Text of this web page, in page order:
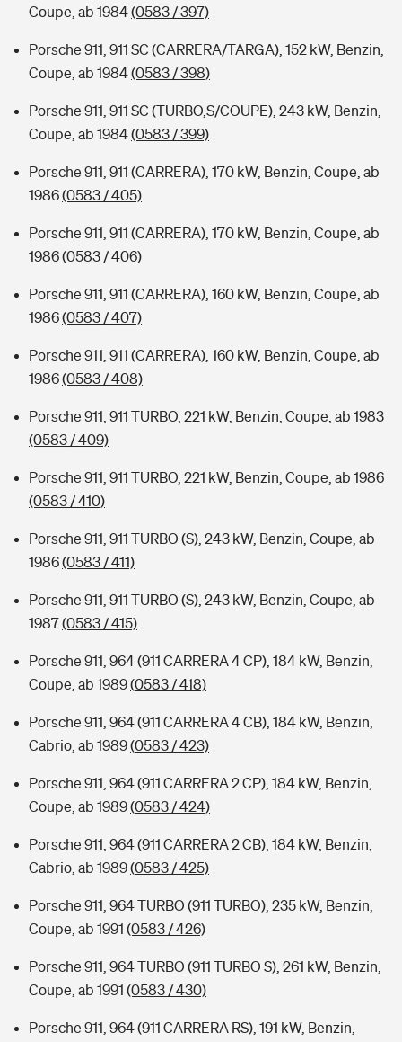
Coupe, ab 1984(0583 / 397)
Porsche 911, 911 SC (CARRERA/TARGA), 152 kW, Benzin,
Coupe, ab 1984(0583 / 398)
Porsche 911, 911 SC (TURBO,S/COUPE), 243 kW, Benzin,
Coupe, ab 1984(0583 / 399)
Porsche 911, 911 (CARRERA), 170 kW, Benzin, Coupe, ab
1986(0583 / 405)
Porsche 911, 911 (CARRERA), 170 kW, Benzin, Coupe, ab
1986(0583 / 406)
Porsche 911, 911 (CARRERA), 160 kW, Benzin, Coupe, ab
1986(0583 / 407)
Porsche 911, 911 (CARRERA), 160 kW, Benzin, Coupe, ab
1986(0583 / 408)
Porsche 911, 911 TURBO, 221 kW, Benzin, Coupe, ab 1983
(0583 / 409)
Porsche 911, 911 TURBO, 221 kW, Benzin, Coupe, ab 1986
(0583 / 410)
Porsche 911, 911 TURBO (S), 243 kW, Benzin, Coupe, ab
1986(0583 / 411)
Porsche 911, 911 TURBO (S), 243 kW, Benzin, Coupe, ab
1987(0583 / 415)
Porsche 911, 964 (911 CARRERA 4 CP), 184 kW, Benzin,
Coupe, ab 1989(0583 / 418)
Porsche 911, 964 (911 CARRERA 4 CB), 184 kW, Benzin,
Cabrio, ab 1989(0583 / 423)
Porsche 911, 964 (911 CARRERA 2 CP), 184 kW, Benzin,
Coupe, ab 1989(0583 / 424)
Porsche 911, 964 (911 CARRERA 2 CB), 184 kW, Benzin,
Cabrio, ab 1989(0583 / 425)
Porsche 911, 964 TURBO (911 TURBO), 235 kW, Benzin,
Coupe, ab 1991 (0583 / 426)
Porsche 911, 964 TURBO (911 TURBO S), 261 kW, Benzin,
Coupe, ab 1991 (0583 / 430)
Porsche 911, 964 (911 CARRERA RS), 191 kW, Benzin,